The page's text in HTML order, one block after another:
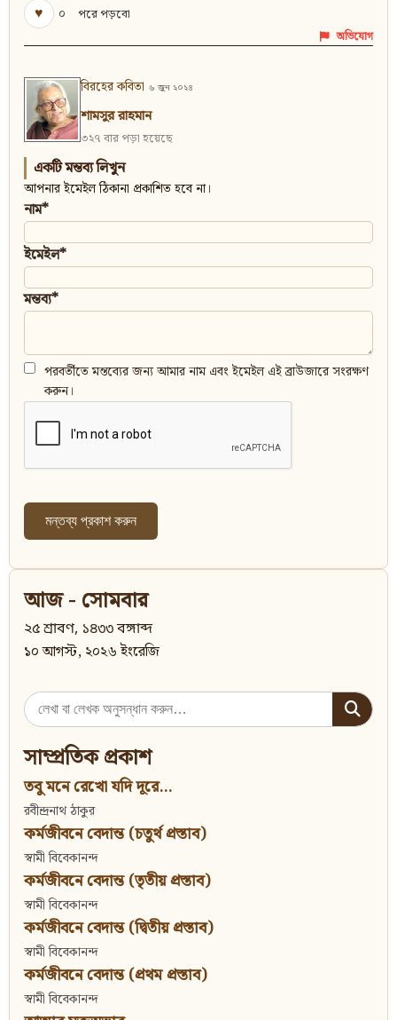
♥
০ পরে পড়বো
অভিযোগ
বিরহের কবিতা ৬ জুন ২০২৪
শামসুর রাহমান
৩২৭ বার পড়া হয়েছে
একটি মন্তব্য লিখুন
আপনার ইমেইল ঠিকানা প্রকাশিত হবে না।
নাম*
ইমেইল*
মন্তব্য*
পরবর্তীতে মন্তব্যের জন্য আমার নাম এবং ইমেইল এই ব্রাউজারে সংরক্ষণ
করুন।
আজ - সোমবার
২৫ শ্রাবণ, ১৪৩৩ বঙ্গাব্দ
১০ আগস্ট, ২০২৬ ইংরেজি
Search
for:
সাম্প্রতিক প্রকাশ
তবু মনে রেখো যদি দূরে...
রবীন্দ্রনাথ ঠাকুর
কর্মজীবনে বেদান্ত (চতুর্থ প্রস্তাব)
স্বামী বিবেকানন্দ
কর্মজীবনে বেদান্ত (তৃতীয় প্রস্তাব)
স্বামী বিবেকানন্দ
কর্মজীবনে বেদান্ত (দ্বিতীয় প্রস্তাব)
স্বামী বিবেকানন্দ
কর্মজীবনে বেদান্ত (প্রথম প্রস্তাব)
স্বামী বিবেকানন্দ